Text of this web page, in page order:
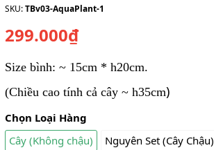
SKU:TBv03-AquaPlant-1
299.000₫
Size bình: ~ 15cm * h20cm.
(Chiều cao tính cả cây ~ h35cm)
Chọn Loại Hàng
Cây (Không chậu)
Nguyên Set (Cây Chậu)